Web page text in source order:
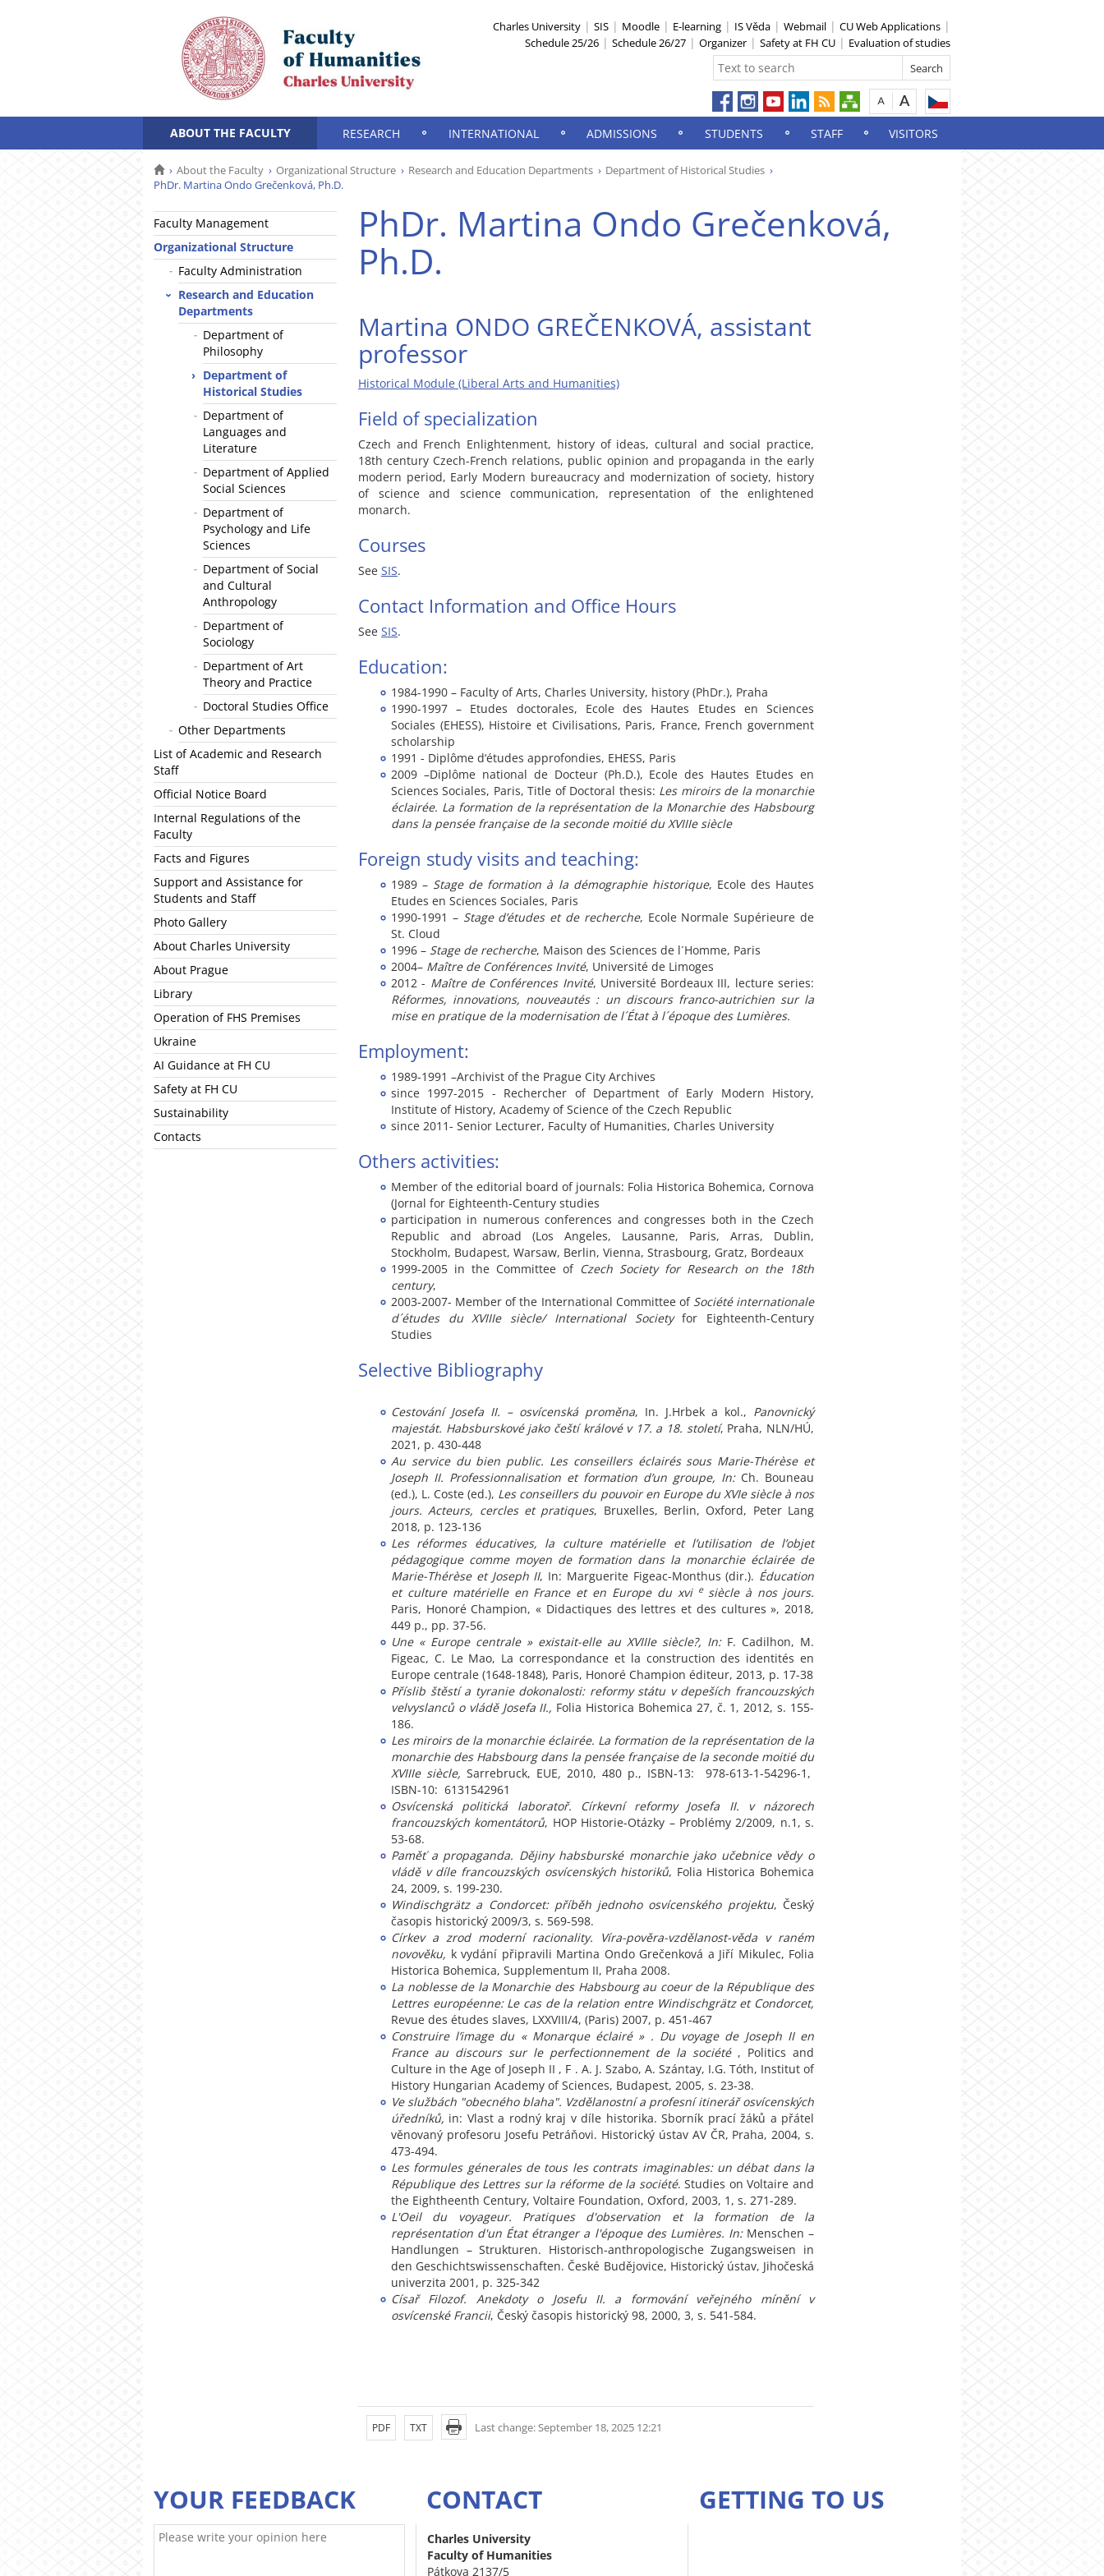
Charles University SIS Moodle E-learning IS Věda Webmail
CU Web Applications
Schedule 25/26
Schedule 26/27 Organizer Safety at FH CU Evaluation of studies
ABOUT THE FACULTY RESEARCH INTERNATIONAL ADMISSIONS STUDENTS STAFF VISITORS
About the Faculty Organizational Structure Research and Education Departments
Department of Historical Studies
PhDr. Martina Ondo Grečenková, Ph.D.
Faculty Management
Organizational Structure
Faculty Administration
Research and Education
Departments
Department of
Philosophy
Department of
Historical Studies
Department of
Languages and
Literature
Department of Applied
Social Sciences
Department of
Psychology and Life
Sciences
Department of Social
and Cultural
Anthropology
Department of
Sociology
Department of Art
Theory and Practice
Doctoral Studies Office
Other Departments
List of Academic and Research
Staff
Official Notice Board
Internal Regulations of the
Faculty
Facts and Figures
Support and Assistance for
Students and Staff
Photo Gallery
About Charles University
About Prague
Library
Operation of FHS Premises
Ukraine
AI Guidance at FH CU
Safety at FH CU
Sustainability
Contacts
PhDr. Martina Ondo Grečenková,
Ph.D.
Martina ONDO GREČENKOVÁ, assistant
professor
Historical Module (Liberal Arts and Humanities)
Field of specialization
Czech and French Enlightenment, history of ideas, cultural and social practice,
18th century Czech-French relations, public opinion and propaganda in the early
modern period, Early Modern bureaucracy and modernization of society, history
of science and science communication, representation of the enlightened
monarch.
Courses
See SIS.
Contact Information and Office Hours
See SIS.
Education:
1984-1990 – Faculty of Arts, Charles University, history (PhDr.), Praha
1990-1997 – Etudes doctorales, Ecole des Hautes Etudes en Sciences
Sociales (EHESS), Histoire et Civilisations, Paris, France, French government
scholarship
1991 - Diplôme d‘études approfondies, EHESS, Paris
2009 –Diplôme national de Docteur (Ph.D.), Ecole des Hautes Etudes en
Sciences Sociales, Paris, Title of Doctoral thesis: Les miroirs de la monarchie
éclairée. La formation de la représentation de la Monarchie des Habsbourg
dans la pensée française de la seconde moitié du XVIIIe siècle
Foreign study visits and teaching:
1989 – Stage de formation à la démographie historique, Ecole des Hautes
Etudes en Sciences Sociales, Paris
1990-1991 –Stage d’études et de recherche, Ecole Normale Supérieure de
St. Cloud
1996 – Stage de recherche, Maison des Sciences de l´Homme, Paris
2004– Maître de Conférences Invité, Université de Limoges
2012 - Maître de Conférences Invité, Université Bordeaux III, lecture series:
Réformes, innovations, nouveautés : un discours franco-autrichien sur la
mise en pratique de la modernisation de l´État à l´époque des Lumières.
Employment:
1989-1991 –Archivist of the Prague City Archives
since 1997-2015 - Rechercher of Department of Early Modern History,
Institute of History, Academy of Science of the Czech Republic
since 2011- Senior Lecturer, Faculty of Humanities, Charles University
Others activities:
Member of the editorial board of journals: Folia Historica Bohemica, Cornova
(Jornal for Eighteenth-Century studies
participation in numerous conferences and congresses both in the Czech
Republic and abroad (Los Angeles, Lausanne, Paris, Arras, Dublin,
Stockholm, Budapest, Warsaw, Berlin, Vienna, Strasbourg, Gratz, Bordeaux
1999-2005 in the Committee of Czech Society for Research on the 18th
century,
2003-2007- Member of the International Committee of Société internationale
d´études du XVIIIe siècle/ International Societyfor Eighteenth-Century
Studies
Selective Bibliography
Cestování Josefa II. – osvícenská proměna, In. J.Hrbek a kol., Panovnický
majestát. Habsburskové jako čeští králové v 17. a 18. století, Praha, NLN/HÚ,
2021, p. 430-448
Au service du bien public. Les conseillers éclairés sous Marie-Thérèse et
Joseph II. Professionnalisation et formation d’un groupe, In:Ch. Bouneau
(ed.), L. Coste (ed.), Les conseillers du pouvoir en Europe du XVIe siècle à nos
jours. Acteurs, cercles et pratiques, Bruxelles, Berlin, Oxford, Peter Lang
2018, p. 123-136
Les réformes éducatives, la culture matérielle et l’utilisation de l’objet
pédagogique comme moyen de formation dans la monarchie éclairée de
Marie-Thérèse et Joseph II, In: Marguerite Figeac-Monthus (dir.). Éducation
et culture matérielle en France et en Europe du xvi esiècle à nos jours.
Paris, Honoré Champion, « Didactiques des lettres et des cultures », 2018,
449 p., pp. 37-56.
Une « Europe centrale » existait-elle au XVIIIe siècle?, In: F. Cadilhon, M.
Figeac, C. Le Mao, La correspondance et la construction des identités en
Europe centrale (1648-1848), Paris, Honoré Champion éditeur, 2013, p. 17-38
Příslib štěstí a tyranie dokonalosti: reformy státu v depeších francouzských
velvyslanců o vládě Josefa II., Folia Historica Bohemica 27, č. 1, 2012, s. 155-
186.
Les miroirs de la monarchie éclairée. La formation de la représentation de la
monarchie des Habsbourg dans la pensée française de la seconde moitié du
XVIIIe siècle, Sarrebruck, EUE, 2010, 480 p., ISBN-13: 978-613-1-54296-1,
ISBN-10: 6131542961
Osvícenská politická laboratoř. Církevní reformy Josefa II. v názorech
francouzských komentátorů, HOP Historie-Otázky – Problémy 2/2009, n.1, s.
53-68.
Paměť a propaganda. Dějiny habsburské monarchie jako učebnice vědy o
vládě v díle francouzských osvícenských historiků, Folia Historica Bohemica
24, 2009, s. 199-230.
Windischgrätz a Condorcet: příběh jednoho osvícenského projektu, Český
časopis historický 2009/3, s. 569-598.
Církev a zrod moderní racionality. Víra-pověra-vzdělanost-věda v raném
novověku, k vydání připravili Martina Ondo Grečenková a Jiří Mikulec, Folia
Historica Bohemica, Supplementum II, Praha 2008.
La noblesse de la Monarchie des Habsbourg au coeur de la République des
Lettres européenne: Le cas de la relation entre Windischgrätz et Condorcet,
Revue des études slaves, LXXVIII/4, (Paris) 2007, p. 451-467
Construire l’image du « Monarque éclairé » . Du voyage de Joseph II en
France au discours sur le perfectionnement de la société, Politics and
Culture in the Age of Joseph II , F . A. J. Szabo, A. Szántay, I.G. Tóth, Institut of
History Hungarian Academy of Sciences, Budapest, 2005, s. 23-38.
Ve službách "obecného blaha". Vzdělanostní a profesní itinerář osvícenských
úředníků, in: Vlast a rodný kraj v díle historika. Sborník prací žáků a přátel
věnovaný profesoru Josefu Petráňovi. Historický ústav AV ČR, Praha, 2004, s.
473-494.
Les formules génerales de tous les contrats imaginables: un débat dans la
République des Lettres sur la réforme de la société. Studies on Voltaire and
the Eightheenth Century, Voltaire Foundation, Oxford, 2003, 1, s. 271-289.
L'Oeil du voyageur. Pratiques d'observation et la formation de la
représentation d'un État étranger a l'époque des Lumières. In:Menschen –
Handlungen – Strukturen. Historisch-anthropologische Zugangsweisen in
den Geschichtswissenschaften. České Budějovice, Historický ústav, Jihočeská
univerzita 2001, p. 325-342
Císař Filozof. Anekdoty o Josefu II. a formování veřejného mínění v
osvícenské Francii, Český časopis historický 98, 2000, 3, s. 541-584.
Last change: September 18, 2025 12:21
PDF TXT
YOUR FEEDBACK CONTACT
Charles University
Faculty of Humanities
Pátkova 2137/5
GETTING TO US